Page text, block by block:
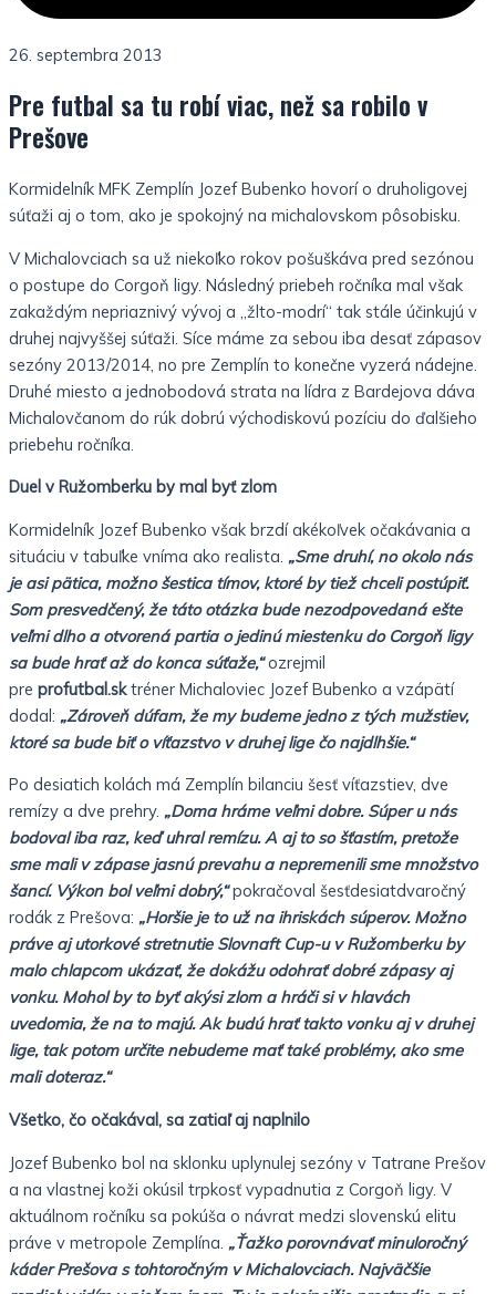
26. septembra 2013
Pre futbal sa tu robí viac, než sa robilo v
Prešove
Kormidelník MFK Zemplín Jozef Bubenko hovorí o druholigovej
súťaži aj o tom, ako je spokojný na michalovskom pôsobisku.
V Michalovciach sa už niekoľko rokov pošuškáva pred sezónou
o postupe do Corgoň ligy. Následný priebeh ročníka mal však
zakaždým nepriaznivý vývoj a „žlto-modrí“ tak stále účinkujú v
druhej najvyššej súťaži. Síce máme za sebou iba desať zápasov
sezóny 2013/2014, no pre Zemplín to konečne vyzerá nádejne.
Druhé miesto a jednobodová strata na lídra z Bardejova dáva
Michalovčanom do rúk dobrú východiskovú pozíciu do ďalšieho
priebehu ročníka.
Duel v Ružomberku by mal byť zlom
Kormidelník Jozef Bubenko však brzdí akékoľvek očakávania a
situáciu v tabuľke vníma ako realista. „Sme druhí, no okolo nás
je asi pätica, možno šestica tímov, ktoré by tiež chceli postúpiť.
Som presvedčený, že táto otázka bude nezodpovedaná ešte
veľmi dlho a otvorená partia o jedinú miestenku do Corgoň ligy
sa bude hrať až do konca súťaže,“ozrejmil
pre profutbal.sktréner Michaloviec Jozef Bubenko a vzápätí
dodal: „Zároveň dúfam, že my budeme jedno z tých mužstiev,
ktoré sa bude biť o víťazstvo v druhej lige čo najdlhšie.“
Po desiatich kolách má Zemplín bilanciu šesť víťazstiev, dve
remízy a dve prehry. „Doma hráme veľmi dobre. Súper u nás
bodoval iba raz, keď uhral remízu. A aj to so šťastím, pretože
sme mali v zápase jasnú prevahu a nepremenili sme množstvo
šancí. Výkon bol veľmi dobrý,“pokračoval šesťdesiatdvaročný
rodák z Prešova: „Horšie je to už na ihriskách súperov. Možno
práve aj utorkové stretnutie Slovnaft Cup-u v Ružomberku by
malo chlapcom ukázať, že dokážu odohrať dobré zápasy aj
vonku. Mohol by to byť akýsi zlom a hráči si v hlavách
uvedomia, že na to majú. Ak budú hrať takto vonku aj v druhej
lige, tak potom určite nebudeme mať také problémy, ako sme
mali doteraz.“
Všetko, čo očakával, sa zatiaľ aj naplnilo
Jozef Bubenko bol na sklonku uplynulej sezóny v Tatrane Prešov
a na vlastnej koži okúsil trpkosť vypadnutia z Corgoň ligy. V
aktuálnom ročníku sa pokúša o návrat medzi slovenskú elitu
práve v metropole Zemplína. „Ťažko porovnávať minuloročný
káder Prešova s tohtoročným v Michalovciach. Najväčšie